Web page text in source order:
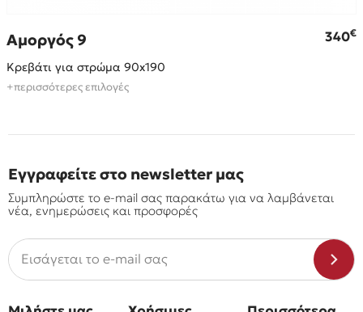
Αμοργός 9 340€
Κρεβάτι για στρώμα 90x190
+περισσότερες επιλογές
Εγγραφείτε στο newsletter μας
Συμπληρώστε το e-mail σας παρακάτω για να λαμβάνεται
νέα, ενημερώσεις και προσφορές